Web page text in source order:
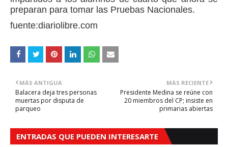
preparan para tomar las Pruebas Nacionales.
fuente:diariolibre.com
MÁS RECIENTE
Presidente Medina se reúne con
20 miembros del CP; insiste en
primarias abiertas
MÁS ANTIGUA
Balacera deja tres personas
muertas por disputa de
parqueo
ENTRADAS QUE PUEDEN INTERESARTE